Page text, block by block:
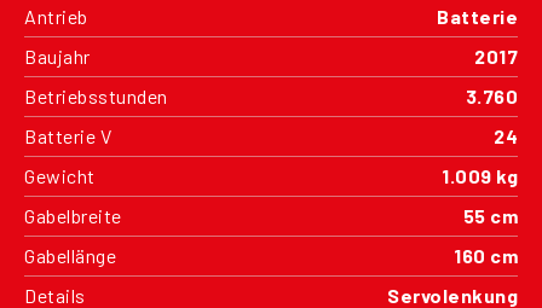
Antrieb
Batterie
Baujahr
2017
Betriebsstunden
3.760
Batterie V
24
Gewicht
1.009 kg
Gabelbreite
55 cm
Gabellänge
160 cm
Details
Servolenkung